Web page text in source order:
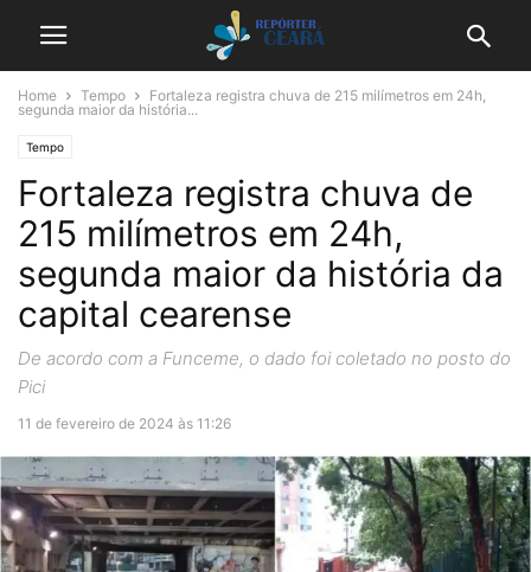
Home Tempo
Fortaleza registra chuva de 215 milímetros em 24h,
segunda maior da história...
Tempo
Fortaleza registra chuva de
215 milímetros em 24h,
segunda maior da história da
capital cearense
De acordo com a Funceme, o dado foi coletado no posto do
Pici
11 de fevereiro de 2024 às 11:26